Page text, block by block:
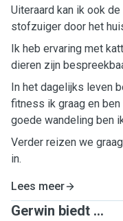
Uiteraard kan ik ook
stofzuiger door het
Ik heb ervaring met
dieren zijn
In het dagelijks leven
fitness ik graag en
goede wandeling ben
Verder reizen we
in.
Lees meer
Gerwin biedt ...